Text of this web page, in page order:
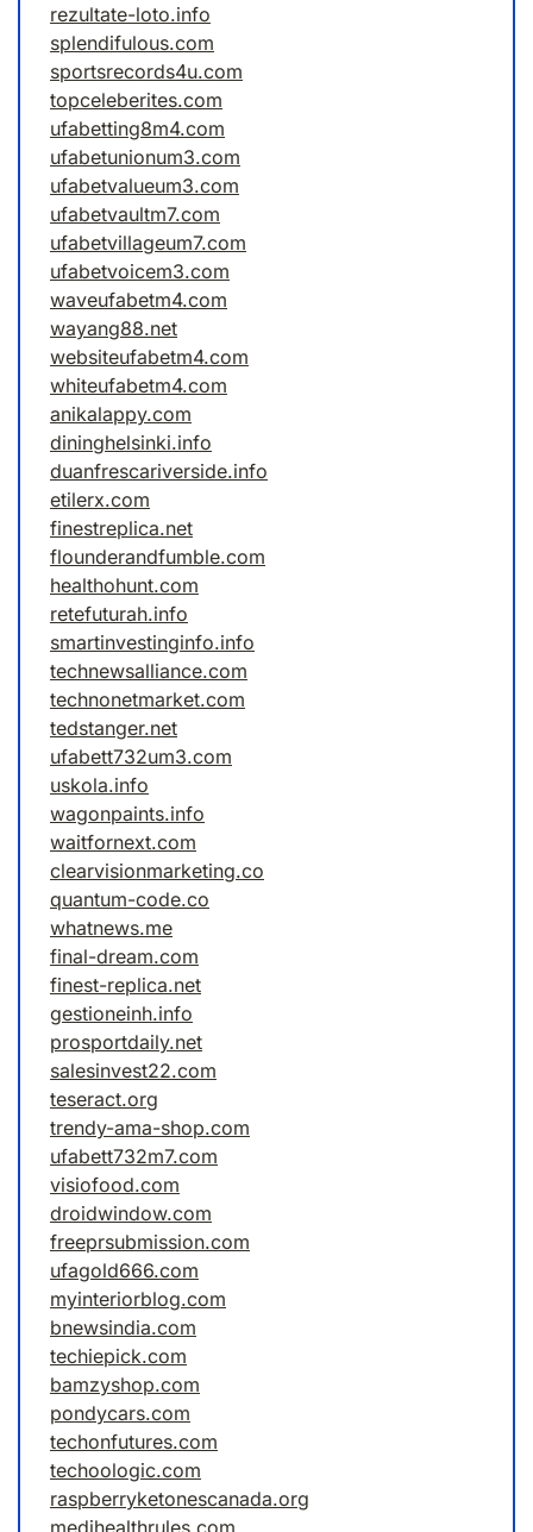
rezultate-loto.info
splendifulous.com
sportsrecords4u.com
topceleberites.com
ufabetting8m4.com
ufabetunionum3.com
ufabetvalueum3.com
ufabetvaultm7.com
ufabetvillageum7.com
ufabetvoicem3.com
waveufabetm4.com
wayang88.net
websiteufabetm4.com
whiteufabetm4.com
anikalappy.com
dininghelsinki.info
duanfrescariverside.info
etilerx.com
finestreplica.net
flounderandfumble.com
healthohunt.com
retefuturah.info
smartinvestinginfo.info
technewsalliance.com
technonetmarket.com
tedstanger.net
ufabett732um3.com
uskola.info
wagonpaints.info
waitfornext.com
clearvisionmarketing.co
quantum-code.co
whatnews.me
final-dream.com
finest-replica.net
gestioneinh.info
prosportdaily.net
salesinvest22.com
teseract.org
trendy-ama-shop.com
ufabett732m7.com
visiofood.com
droidwindow.com
freeprsubmission.com
ufagold666.com
myinteriorblog.com
bnewsindia.com
techiepick.com
bamzyshop.com
pondycars.com
techonfutures.com
techoologic.com
raspberryketonescanada.org